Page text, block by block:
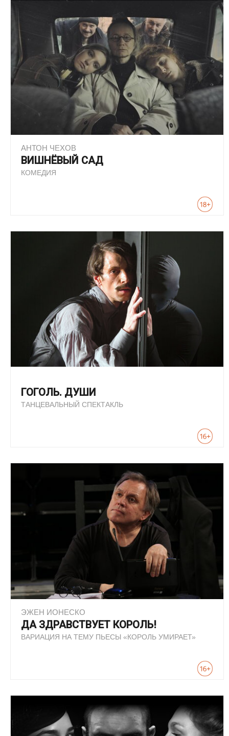
АНТОН ЧЕХОВ
ВИШНЁВЫЙ САД
КОМЕДИЯ
ГОГОЛЬ. ДУШИ
ТАНЦЕВАЛЬНЫЙ СПЕКТАКЛЬ
ЭЖЕН ИОНЕСКО
ДА ЗДРАВСТВУЕТ КОРОЛЬ!
ВАРИАЦИЯ НА ТЕМУ ПЬЕСЫ «КОРОЛЬ УМИРАЕТ»